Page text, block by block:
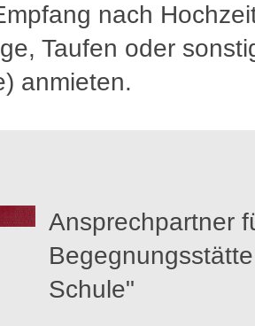
nach
Taufen oder
anmieten.
Ansprechpartner
Schule"